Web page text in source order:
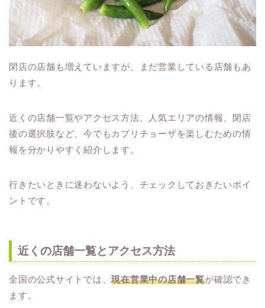
閉店の店舗も増えていますが、まだ営業している店舗もあ
ります。
近くの店舗一覧やアクセス方法、人気エリアの情報、閉店
後の選択肢など、今でもカプリチョーザを楽しむための情
報を分かりやすく紹介します。
行きたいときに迷わないよう、チェックしておきたいポイ
ントです。
近くの店舗一覧とアクセス方法
全国の公式サイトでは、現在営業中の店舗一覧が確認でき
ます。